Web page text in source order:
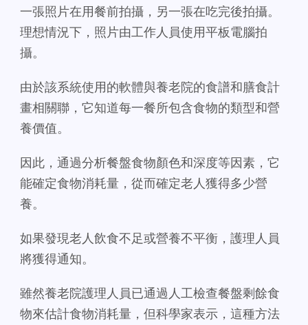
一張照片在用餐前拍攝，另一張在吃完後拍攝。
理想情況下，照片由工作人員使用平板電腦拍
攝。
由於該系統使用的軟體與養老院的食譜和膳食計
畫相關聯，它知道每一餐所包含食物的類型和營
養價值。
因此，通過分析餐盤食物顏色和深度等因素，它
能確定食物消耗量，從而確定老人獲得多少營
養。
如果發現老人飲食不足或營養不平衡，護理人員
將獲得通知。
雖然養老院護理人員已通過人工檢查餐盤剩餘食
物來估計食物消耗量，但科學家表示，這種方法